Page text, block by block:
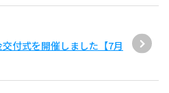
付式を開催しました【7月